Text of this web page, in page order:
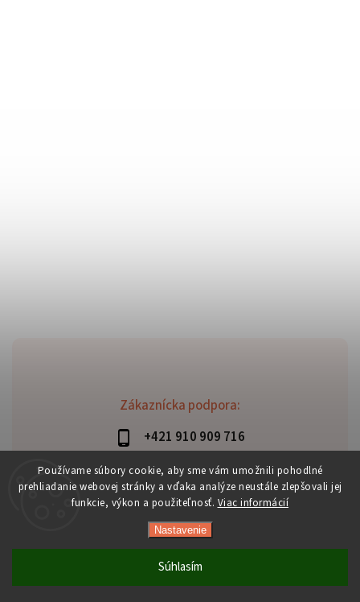
Používame súbory cookie, aby sme vám umožnili pohodlné
prehliadanie webovej stránky a vďaka analýze neustále zlepšovali jej
funkcie, výkon a použiteľnosť. Viac informácií
Nastavenie
Súhlasím
Zákaznícka podpora:
+421 910 909 716
lubomir.haraus@alterbike.sk
Copyright 2026
Shoptet | Design